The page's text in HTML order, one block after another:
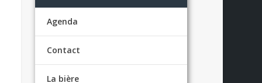
Agenda
Contact
La bière